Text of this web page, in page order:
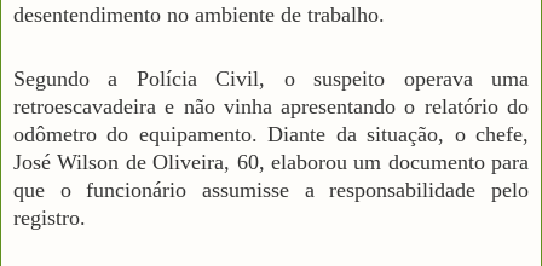
desentendimento no ambiente de trabalho.
Segundo a Polícia Civil, o suspeito operava uma
retroescavadeira e não vinha apresentando o relatório do
odômetro do equipamento. Diante da situação, o chefe,
José Wilson de Oliveira, 60, elaborou um documento para
que o funcionário assumisse a responsabilidade pelo
registro.